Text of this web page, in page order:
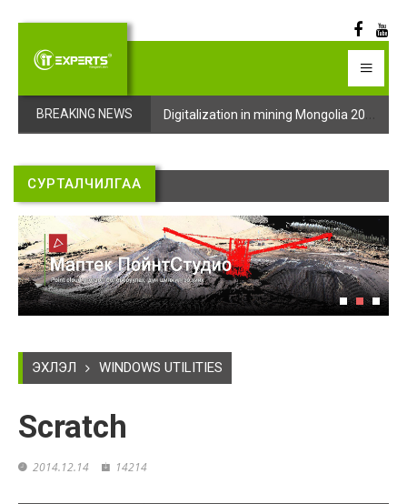
BREAKING NEWS
Digitalization in mining Mongolia 2025 арга хэмжээний бүртгэл эхэллээ Digitalization in mining Mongolia 2025 арга хэмжээний бүртгэл эхэллээ
СУРТАЛЧИЛГАА
ЭХЛЭЛ WINDOWS UTILITIES
Scratch
2014.12.14 14214